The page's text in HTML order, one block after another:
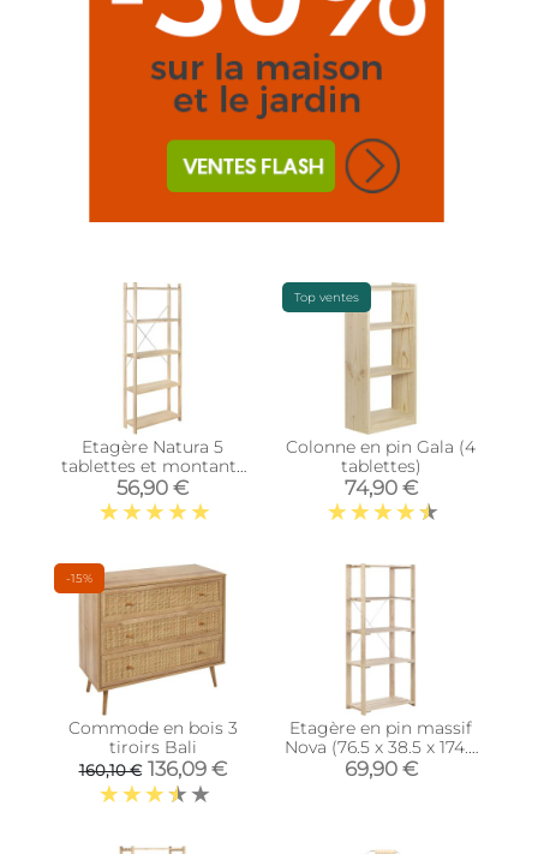
Etagère Natura 5
tablettes et montants
à lattes
56,90 €
Top ventes
Colonne en pin Gala (4
tablettes)
74,90 €
-15%
Commode en bois 3
tiroirs Bali
160,10 € 136,09 €
Etagère en pin massif
Nova (76.5 x 38.5 x 174.5
cm)
69,90 €